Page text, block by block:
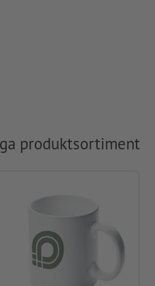
produktsortiment